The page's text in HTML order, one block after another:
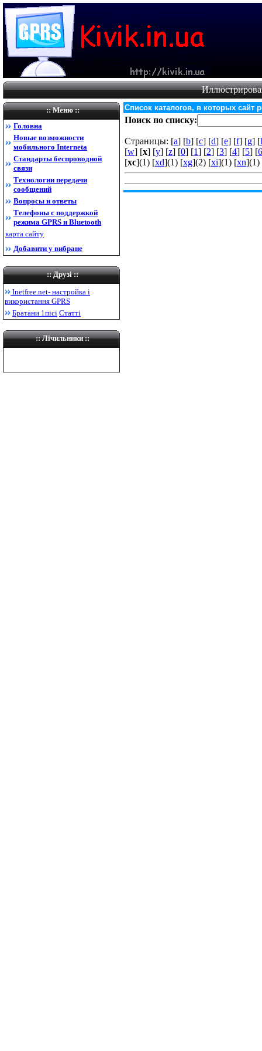
:: Меню ::
Головна
Новые возможности
мобильного Internetа
Стандарты беспроводной
связи
Технологии передачи
сообщений
Вопросы и ответы
Телефоны с поддержкой
режима GPRS и Bluetooth
карта сайту
Добавити у вибране
::Друзі::
Inetfree.net- настройка і
використання GPRS
Братани 1пісі Статті
:: Лічильники ::
Список каталогов, в которых сайт
Поиск по списку:
Страницы: [a] [b] [c] [d] [e] [f] [g] [
[w] [x] [y] [z] [0] [1] [2] [3] [4] [5] [6
[xc](1) [xd](1) [xg](2) [xi](1) [xn](1)